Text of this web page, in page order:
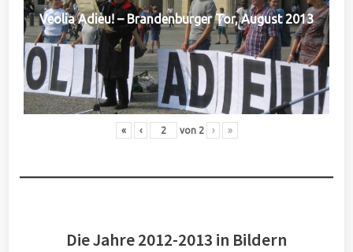
Veolia Adieu! – Brandenburger Tor, August 2013
« ‹ von 2 › »
Die Jahre 2012-2013 in Bildern